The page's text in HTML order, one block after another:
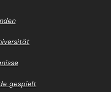
gespielt